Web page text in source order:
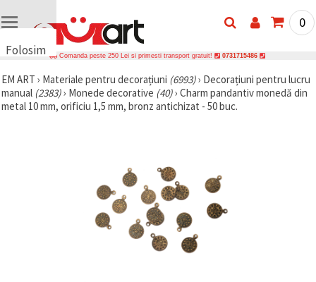
Folosim
uri
🍪 Folosim
cookie-uri
0
Comanda peste 250 Lei si primesti transport gratuit! 0731715486
EM ART › Materiale pentru decorațiuni (6993)› Decorațiuni pentru lucru
manual (2383)› Monede decorative (40)› Charm pandantiv monedă din
metal 10 mm, orificiu 1,5 mm, bronz antichizat - 50 buc.